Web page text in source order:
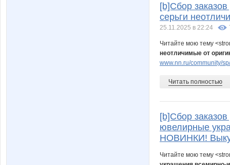
[b]Сбор
серьги
25.11.2025 в 22:24
Читайте мою тему
неотличимые от
www.nn.ru/community/
Читать полностью
[b]Сбор
ювелирные
НОВИНКИ!
Читайте мою тему